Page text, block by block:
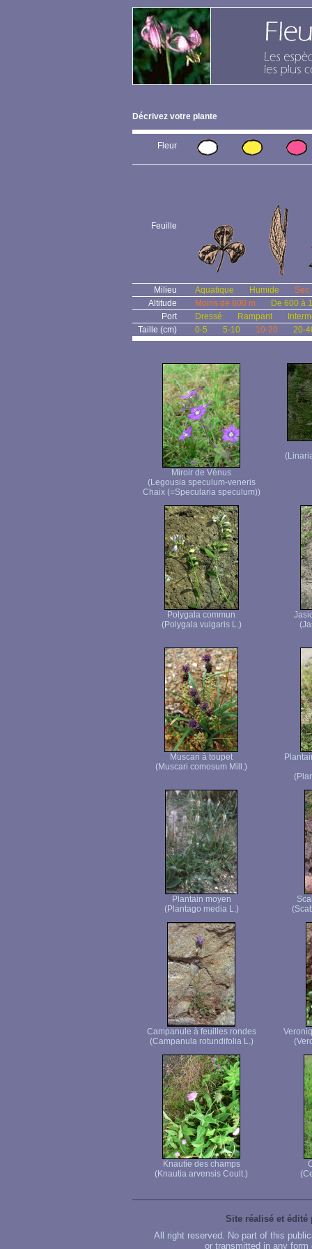
Décrivez votre plante
Fleur
Feuille
Milieu Aquatique Humide
Sec
Altitude
Moins de 600 m
De 600 à
Port
Dressé Rampant
Taille (cm)
0-5 5-10 10-20 20-
Miroir de Vénus
(Legousia speculum-veneris
Chaix (=Specularia speculum))
Polygala commun
(Polygala vulgaris L.)
Muscari à toupet
(Muscari comosum Mill.)
Plantain moyen
(Plantago media L.)
Campanule à feuilles rondes
(Campanula rotundifolia L.)
Knautie des champs
(Knautia arvensis Coult.)
Site réalisé et édité
All right reserved. No part of this
or transmitted in any